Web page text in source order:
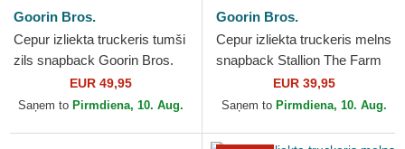
Goorin Bros.
Cepur izliekta truckeris tumši
zils snapback Goorin Bros.
Power Full Throttle Horse
Play The Farm...
EUR 49,95
Saņem to Pirmdiena, 10. Aug.
Goorin Bros.
Cepur izliekta truckeris melns
snapback Stallion The Farm
no Goorin Bros.
EUR 39,95
Saņem to Pirmdiena, 10. Aug.